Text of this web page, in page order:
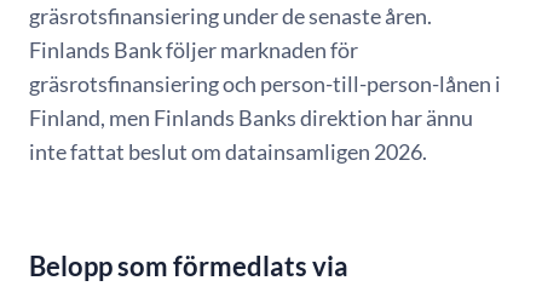
gräsrotsfinansiering under de senaste åren.
Finlands Bank följer marknaden för
gräsrotsfinansiering och person-till-person-lånen i
Finland, men Finlands Banks direktion har ännu
inte fattat beslut om datainsamligen 2026.
Belopp som förmedlats via